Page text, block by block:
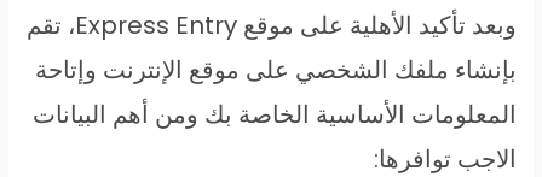
وبعد تأكيد الأهلية على موقع Express Entry، تقم
بإنشاء ملفك الشخصي على موقع الإنترنت وإتاحة
المعلومات الأساسية الخاصة بك ومن أهم البيانات
الاجب توافرها: